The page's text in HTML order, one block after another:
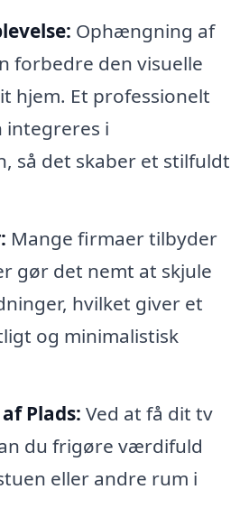
Ophængning af
forbedre den visuelle
hjem. Et professionelt
i
så det skaber et stilfuldt
Mange firmaer tilbyder
gør det nemt at skjule
hvilket giver et
og minimalistisk
Plads: Ved at få dit tv
du frigøre værdifuld
eller andre rum i